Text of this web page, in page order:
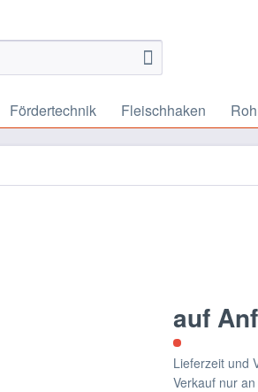
Fördertechnik Fleischhaken
auf
Lieferzeit und
Verkauf nur